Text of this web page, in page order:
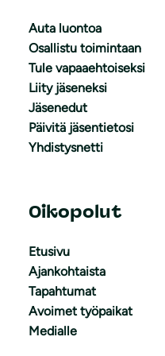
Auta luontoa
Osallistu toimintaan
Tule vapaaehtoiseksi
Liity jäseneksi
Jäsenedut
Päivitä jäsentietosi
Yhdistysnetti
Oikopolut
Etusivu
Ajankohtaista
Tapahtumat
Avoimet työpaikat
Medialle